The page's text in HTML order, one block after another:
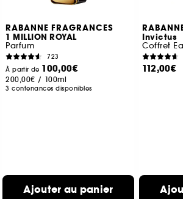
RABANNE FRAGRANCES
1 MILLION ROYAL
Parfum
723
À partir de 100,00€
200,00€ / 100ml
3 contenances disponibles
Ajouter au panier
Invictus
Coffret
112,00€